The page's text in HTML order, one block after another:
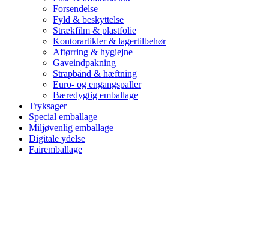
Forsendelse
Fyld & beskyttelse
Strækfilm & plastfolie
Kontorartikler & lagertilbehør
Aftørring & hygiejne
Gaveindpakning
Strapbånd & hæftning
Euro- og engangspaller
Bæredygtig emballage
Tryksager
Special emballage
Miljøvenlig emballage
Digitale ydelse
Fairemballage